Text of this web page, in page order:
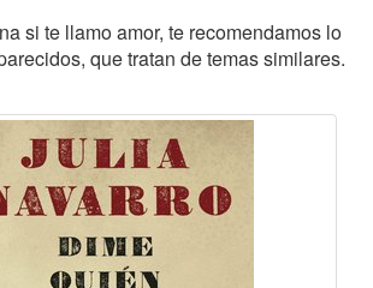
si te llamo amor, te recomendamos lo
que tratan de temas similares.